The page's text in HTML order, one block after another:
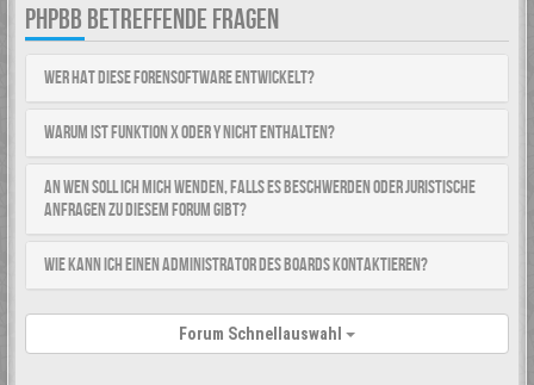
PHPBB BETREFFENDE FRAGEN
Wer hat diese Forensoftware entwickelt?
Warum ist Funktion x oder y nicht enthalten?
An wen soll ich mich wenden, falls es Beschwerden oder juristische
Anfragen zu diesem Forum gibt?
Wie kann ich einen Administrator des Boards kontaktieren?
Forum Schnellauswahl